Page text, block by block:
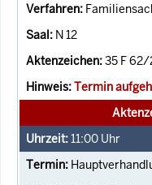
N 12
35 F 62/
Termin
11:00 Uhr